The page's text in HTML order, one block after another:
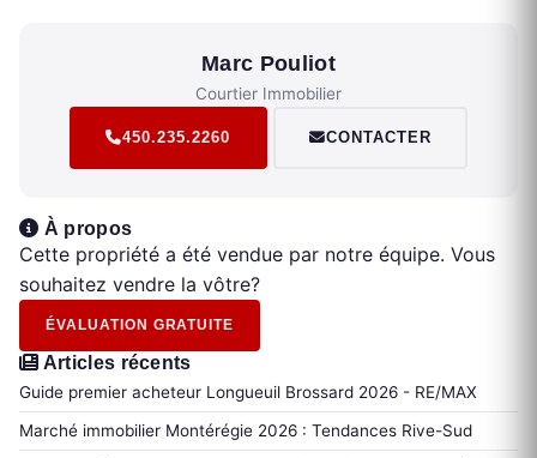
Marc Pouliot
Courtier Immobilier
450.235.2260 CONTACTER
À propos
Cette propriété a été vendue par notre équipe. Vous
souhaitez vendre la vôtre?
ÉVALUATION GRATUITE
Articles récents
Guide premier acheteur Longueuil Brossard 2026 - RE/MAX
Marché immobilier Montérégie 2026 : Tendances Rive-Sud